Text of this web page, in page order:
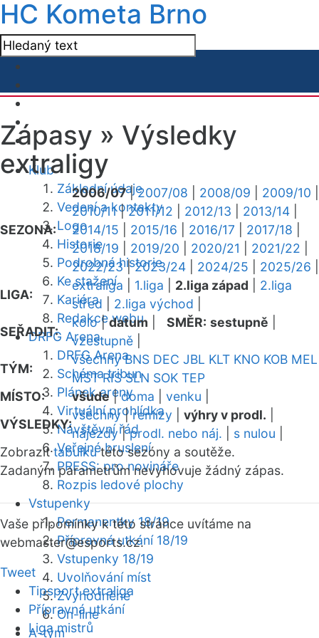
HC Kometa Brno
Klub
Základní údaje
Vedení a kontakty
Logo
Historie
Podrobná historie
Ke stažení
Kariéra
Redakce webu
DRFG Arena
DRFG Arena
Schéma tribun
Plánek areny
Virtuální prohlídka
Návštěvní řád
Veřejné bruslení
PRESS: pro novináře
Rozpis ledové plochy
Vstupenky
Permanentky 18/19
Přípravná utkání 18/19
Vstupenky 18/19
Uvolňování míst
Zvýhodněné
On-line
A-tým
Zápasy » Výsledky
extraligy
SEZONA:
2006/07|2007/08 2008/09 2009/10
2010/11|2011/12 2012/13 2013/14
2014/15
2015/16 2016/17 2017/18
2018/19
2019/20 2020/21 2021/22
2022/23|2023/24 2024/25 2025/26
LIGA:
extraliga 1.liga 2.liga západ
2.liga
střed
2.liga východ
SEŘADIT:
kolo|datum SMĚR: sestupně
vzestupně
TÝM:
všechny BNS DEC JBL KLT KNO KOB MEL
MST RIS SLN SOK TEP
MÍSTO:
všude|doma venku
VÝSLEDKY:
všechny|remízy výhry v prodl.
nájezdy|prodl. nebo náj. s nulou
Zobrazittabulkutéto sezóny a soutěže.
Zadaným parametrům nevyhovuje žádný zápas.
Vaše připomínky k této stránce uvítáme na
webmaster@esports.cz.
Tweet
Tipsport extraliga
Přípravná utkání
Liga mistrů